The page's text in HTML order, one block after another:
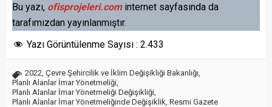
Bu yazı, ofisprojeleri.cominternet sayfasında da
tarafımızdan yayınlanmıştır.
Yazı Görüntülenme Sayısı : 2.433
2022 Çevre Şehircilik ve İklim Değişikliği Bakanlığı
Planlı Alanlar İmar Yönetmeliği
Planlı Alanlar İmar Yönetmeliği Değişikliği
Planlı Alanlar İmar Yönetmeliğinde Değişiklik Resmi Gazete